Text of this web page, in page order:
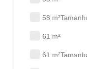
58
61 m²
61